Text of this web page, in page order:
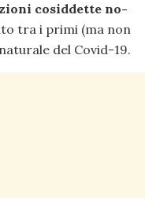
cosiddette no-
tra i primi (ma non
del Covid-19.